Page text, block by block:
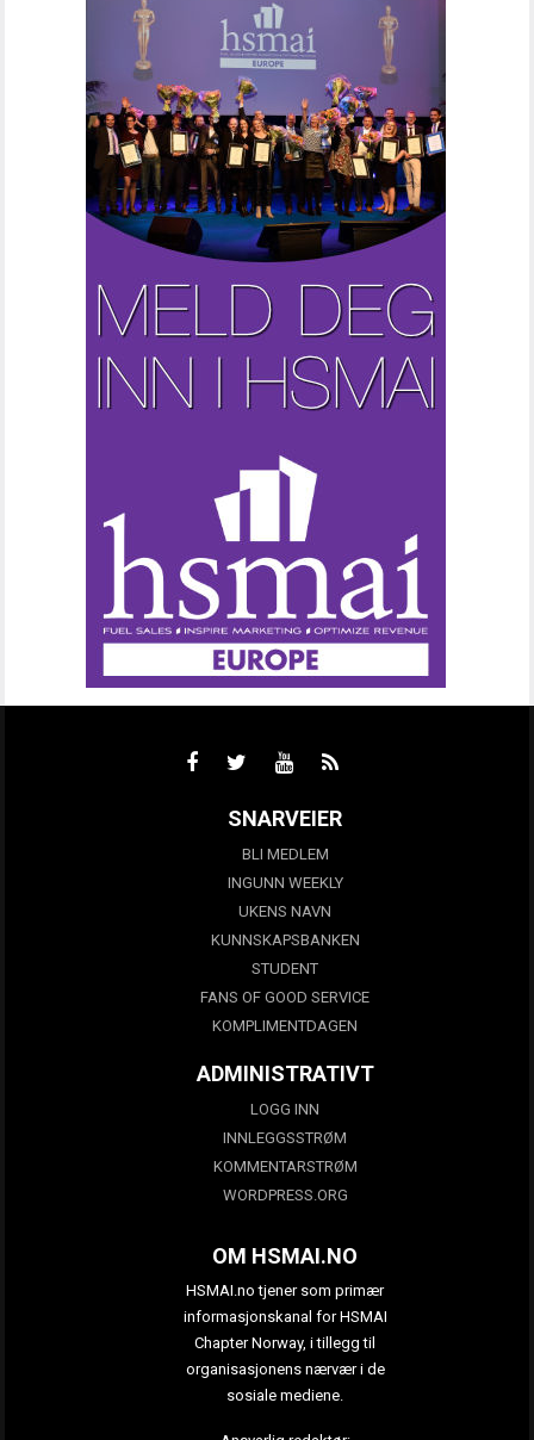
SNARVEIER
BLI MEDLEM
INGUNN WEEKLY
UKENS NAVN
KUNNSKAPSBANKEN
STUDENT
FANS OF GOOD SERVICE
KOMPLIMENTDAGEN
ADMINISTRATIVT
LOGG INN
INNLEGGSSTRØM
KOMMENTARSTRØM
WORDPRESS.ORG
OM HSMAI.NO
HSMAI.no tjener som primær
informasjonskanal for HSMAI
Chapter Norway, i tillegg til
organisasjonens nærvær i de
sosiale mediene.